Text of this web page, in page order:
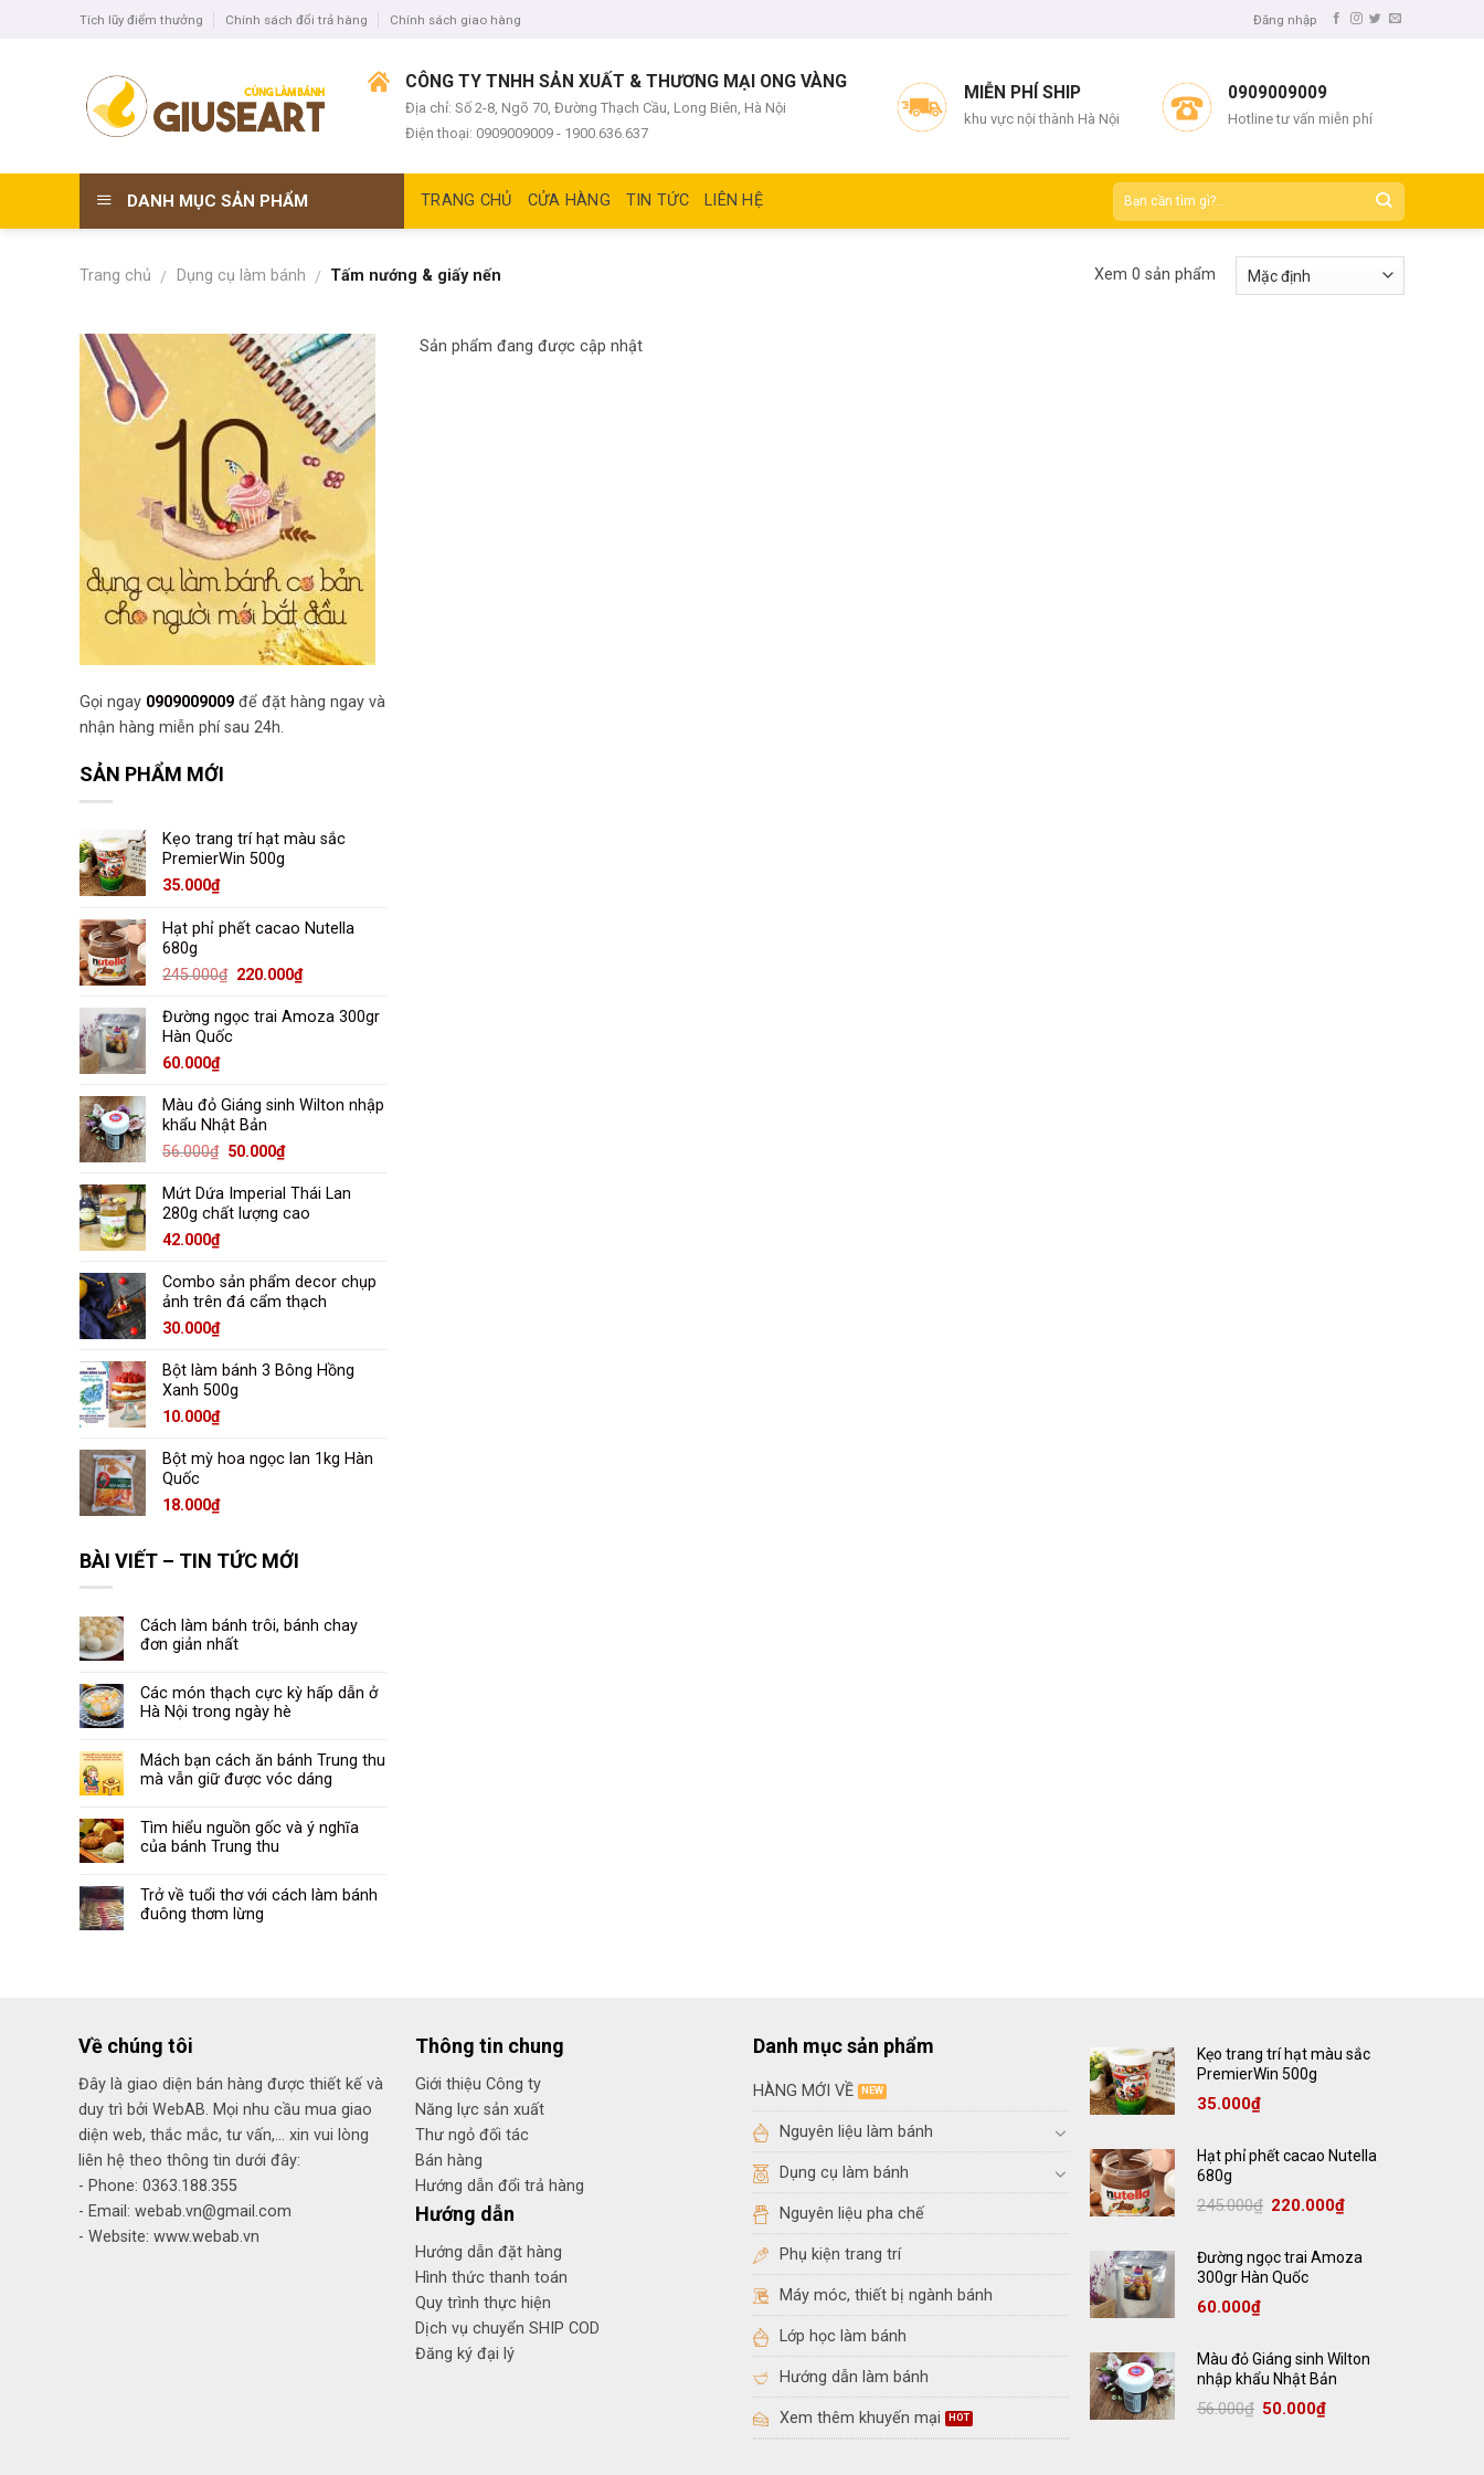
Tích lũy điểm thưởng Chính sách đổi trả hàng Chính sách giao hàng Đăng nhập
CÔNG TY TNHH SẢN XUẤT & THƯƠNG MẠI ONG VÀNG
Địa chỉ: Số 2-8, Ngõ 70, Đường Thạch Cầu, Long Biên, Hà Nội
Điện thoại: 0909009009 - 1900.636.637
MIỄN PHÍ SHIP
khu vực nội thành Hà Nội
0909009009
Hotline tư vấn miễn phí
DANH MỤC SẢN PHẨM TRANG CHỦ CỬA HÀNG TIN TỨC LIÊN HỆ
Trang chủ / Dụng cụ làm bánh / Tấm nướng & giấy nến Xem 0 sản phẩm
Gọi ngay 0909009009 để đặt hàng ngay và
nhận hàng miễn phí sau 24h.
SẢN PHẨM MỚI
Kẹo trang trí hạt màu sắc
PremierWin 500g
35.000₫
Hạt phỉ phết cacao Nutella
680g
245.000₫ 220.000₫
Đường ngọc trai Amoza 300gr
Hàn Quốc
60.000₫
Màu đỏ Giáng sinh Wilton nhập
khẩu Nhật Bản
56.000₫ 50.000₫
Mứt Dứa Imperial Thái Lan
280g chất lượng cao
42.000₫
Combo sản phẩm decor chụp
ảnh trên đá cẩm thạch
30.000₫
Bột làm bánh 3 Bông Hồng
Xanh 500g
10.000₫
Bột mỳ hoa ngọc lan 1kg Hàn
Quốc
18.000₫
BÀI VIẾT – TIN TỨC MỚI
Cách làm bánh trôi, bánh chay
đơn giản nhất
Các món thạch cực kỳ hấp dẫn ở
Hà Nội trong ngày hè
Mách bạn cách ăn bánh Trung thu
mà vẫn giữ được vóc dáng
Tìm hiểu nguồn gốc và ý nghĩa
của bánh Trung thu
Trở về tuổi thơ với cách làm bánh
đuông thơm lừng
Sản phẩm đang được cập nhật
Về chúng tôi
Đây là giao diện bán hàng được thiết kế và
duy trì bởi WebAB. Mọi nhu cầu mua giao
diện web, thắc mắc, tư vấn,... xin vui lòng
liên hệ theo thông tin dưới đây:
- Phone: 0363.188.355
- Email: webab.vn@gmail.com
- Website: www.webab.vn
Thông tin chung
Giới thiệu Công ty
Năng lực sản xuất
Thư ngỏ đối tác
Bán hàng
Hướng dẫn đổi trả hàng
Hướng dẫn
Hướng dẫn đặt hàng
Hình thức thanh toán
Quy trình thực hiện
Dịch vụ chuyển SHIP COD
Đăng ký đại lý
Danh mục sản phẩm
HÀNG MỚI VỀ
Nguyên liệu làm bánh
Dụng cụ làm bánh
Nguyên liệu pha chế
Phụ kiện trang trí
Máy móc, thiết bị ngành bánh
Lớp học làm bánh
Hướng dẫn làm bánh
Xem thêm khuyến mại
Kẹo trang trí hạt màu sắc
PremierWin 500g
35.000₫
Hạt phỉ phết cacao Nutella
680g
245.000₫ 220.000₫
Đường ngọc trai Amoza
300gr Hàn Quốc
60.000₫
Màu đỏ Giáng sinh Wilton
nhập khẩu Nhật Bản
56.000₫ 50.000₫